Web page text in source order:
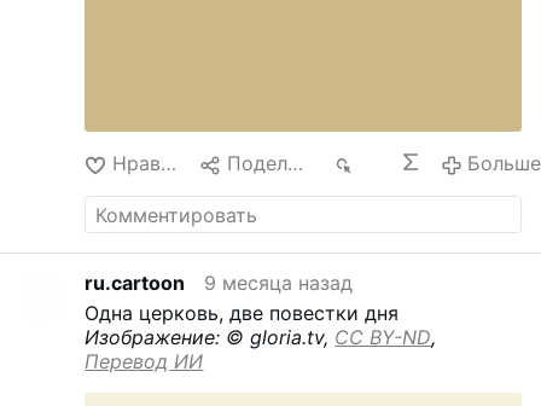
Нравится Поделиться Больше
ru.cartoon
9 месяца назад
Одна церковь, две повестки дня
Изображение: © gloria.tv, CC BY-ND,
Перевод ИИ